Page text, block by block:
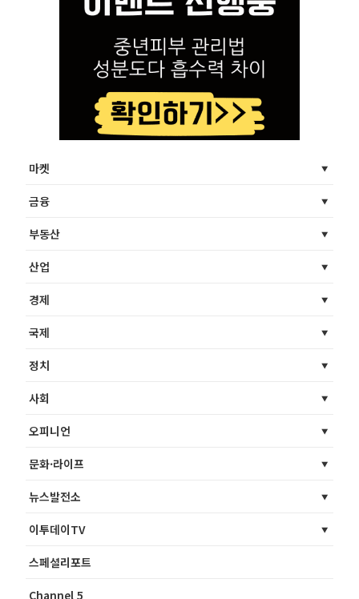
마켓
금융
부동산
산업
경제
국제
정치
사회
오피니언
문화·라이프
뉴스발전소
이투데이TV
스페셜리포트
Channel 5